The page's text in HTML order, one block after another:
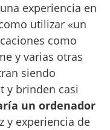
experiencia en
utilizar «un
como
y varias otras
siendo
y brinden casi
un ordenador
y experiencia de